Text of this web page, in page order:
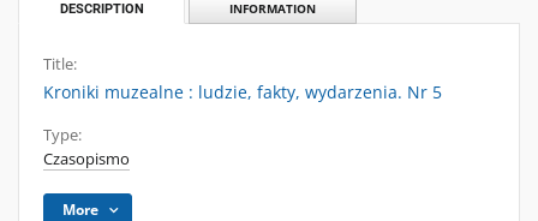
DESCRIPTION INFORMATION
Title:
Kroniki muzealne : ludzie, fakty, wydarzenia. Nr 5
Type:
Czasopismo
More